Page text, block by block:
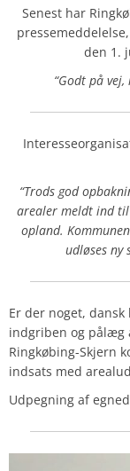
Senest har
den 1.
“Godt på
“Trods god
arealer meldt ind
opland.
udløses ny
Er der noget,
indgriben og pålæg
Ringkøbing-Skjern
indsats med
Udpegning af